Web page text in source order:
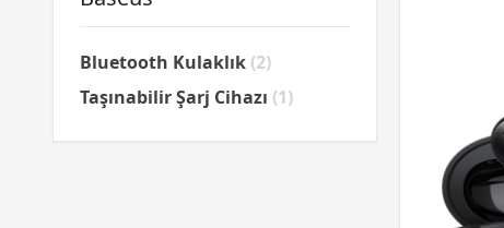
Bluetooth Kulaklık (2)
Taşınabilir Şarj Cihazı (1)